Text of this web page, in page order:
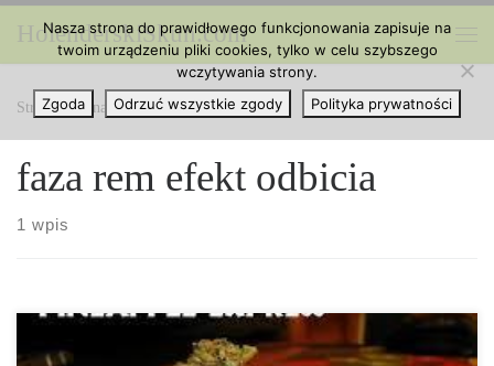
Przejdź do treści
HolenderskiSkun.com
Strona główna » faza rem efekt odbicia
faza rem efekt odbicia
1 wpis
Nasza strona do prawidłowego funkcjonowania zapisuje na
twoim urządzeniu pliki cookies, tylko w celu szybszego
wczytywania strony.
Zgoda
Odrzuć wszystkie zgody Polityka prywatności